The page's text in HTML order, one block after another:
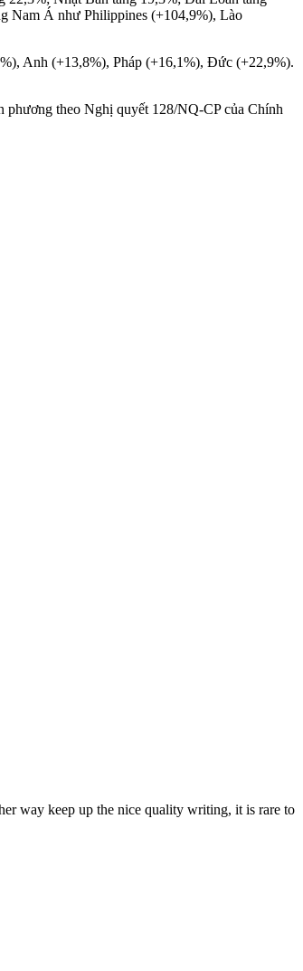
Nam Á như Philippines (+104,9%), Lào
Anh (+13,8%), Pháp (+16,1%), Đức (+22,9%).
phương theo Nghị quyết 128/NQ-CP của Chính
way keep up the nice quality writing, it is rare to